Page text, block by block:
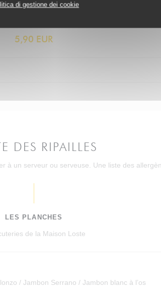
di gestione dei cookie
DESSERTS DU JOUR
5,90 EUR
DES RIPAILLES
à un serveur ou serveuse. Une liste des
LES PLANCHES
de la Maison Loste
/ Jambon Serrano / Jambon blanc à l’os